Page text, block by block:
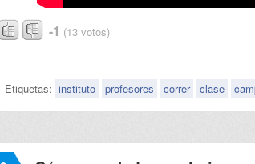
-1 (13 votos)
Etiquetas: instituto profesores correr clase